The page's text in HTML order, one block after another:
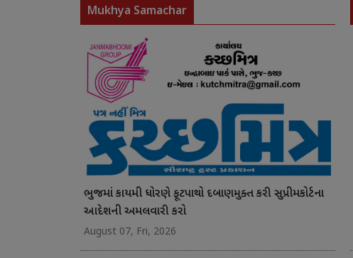
Mukhya Samachar
ભુજમાં કાયમી ધોરણે ફૂટપાથો દબાણમુક્ત કરી સુપ્રીમકોર્ટના
આદેશની અમલવારી કરો
August 07, Fri, 2026